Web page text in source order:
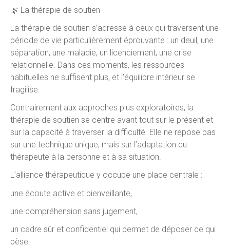
🌿 La thérapie de soutien
La thérapie de soutien s’adresse à ceux qui traversent une
période de vie particulièrement éprouvante : un deuil, une
séparation, une maladie, un licenciement, une crise
relationnelle. Dans ces moments, les ressources
habituelles ne suffisent plus, et l’équilibre intérieur se
fragilise.
Contrairement aux approches plus exploratoires, la
thérapie de soutien se centre avant tout sur le présent et
sur la capacité à traverser la difficulté. Elle ne repose pas
sur une technique unique, mais sur l’adaptation du
thérapeute à la personne et à sa situation.
L’alliance thérapeutique y occupe une place centrale :
une écoute active et bienveillante,
une compréhension sans jugement,
un cadre sûr et confidentiel qui permet de déposer ce qui
pèse.